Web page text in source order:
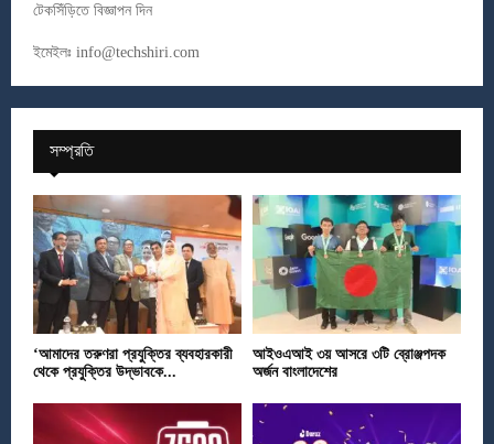
টেকসিঁড়িতে বিজ্ঞাপন দিন
ইমেইলঃ info@techshiri.com
সম্প্রতি
‘আমাদের তরুণরা প্রযুক্তির ব্যবহারকারী
থেকে প্রযুক্তির উদ্ভাবকে...
আইওএআই ৩য় আসরে ৩টি ব্রোঞ্জপদক
অর্জন বাংলাদেশের